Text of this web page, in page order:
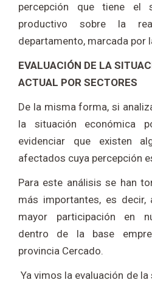
percepción que tiene el
productivo sobre la
departamento, marcada por
EVALUACIÓN DE LA
ACTUAL POR SECTORES
De la misma forma, si
la situación económica
evidenciar que existen
afectados cuya percepción
Para este análisis se han
más importantes, es decir,
mayor participación en
dentro de la base
provincia Cercado.
Ya vimos la evaluación de